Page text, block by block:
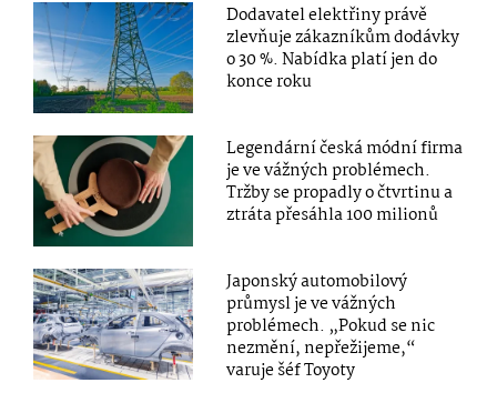
Dodavatel elektřiny právě
zlevňuje zákazníkům dodávky
o 30 %. Nabídka platí jen do
konce roku
Legendární česká módní firma
je ve vážných problémech.
Tržby se propadly o čtvrtinu a
ztráta přesáhla 100 milionů
Japonský automobilový
průmysl je ve vážných
problémech. „Pokud se nic
nezmění, nepřežijeme,“
varuje šéf Toyoty